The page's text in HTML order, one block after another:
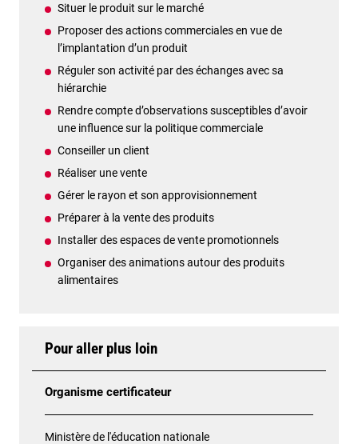
Situer le produit sur le marché
Proposer des actions commerciales en vue de
l’implantation d’un produit
Réguler son activité par des échanges avec sa
hiérarchie
Rendre compte d’observations susceptibles d’avoir
une influence sur la politique commerciale
Conseiller un client
Réaliser une vente
Gérer le rayon et son approvisionnement
Préparer à la vente des produits
Installer des espaces de vente promotionnels
Organiser des animations autour des produits
alimentaires
Pour aller plus loin
Organisme certificateur
Ministère de l'éducation nationale